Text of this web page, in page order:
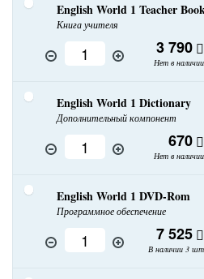
English World 1 Teacher
Книга учителя
3 790
Нет в наличии
English World 1 Dictionary
Дополнительный компонент
670
Нет в наличии
English World 1 DVD-Rom
Программное обеспечение
7 525
В наличии 3 шт